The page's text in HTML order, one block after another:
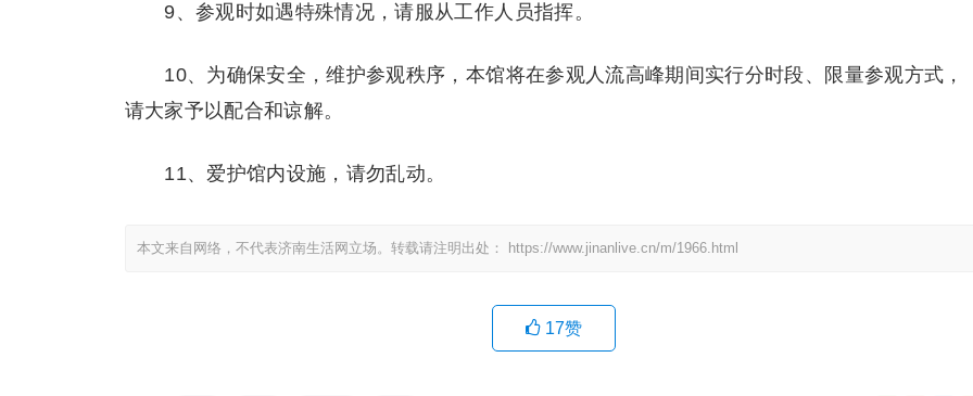
9、参观时如遇特殊情况，请服从工作人员指挥。
10、为确保安全，维护参观秩序，本馆将在参观人流高峰期间实行分时段、限量参观方式，
请大家予以配合和谅解。
11、爱护馆内设施，请勿乱动。
本文来自网络，不代表济南生活网立场。转载请注明出处： https://www.jinanlive.cn/m/1966.html
17赞